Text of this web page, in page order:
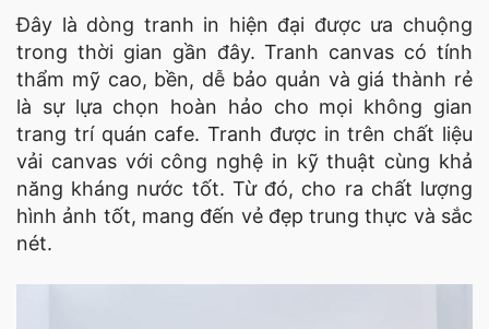
Đây là dòng tranh in hiện đại được ưa chuộng
trong thời gian gần đây. Tranh canvas có tính
thẩm mỹ cao, bền, dễ bảo quản và giá thành rẻ
là sự lựa chọn hoàn hảo cho mọi không gian
trang trí quán cafe. Tranh được in trên chất liệu
vải canvas với công nghệ in kỹ thuật cùng khả
năng kháng nước tốt. Từ đó, cho ra chất lượng
hình ảnh tốt, mang đến vẻ đẹp trung thực và sắc
nét.